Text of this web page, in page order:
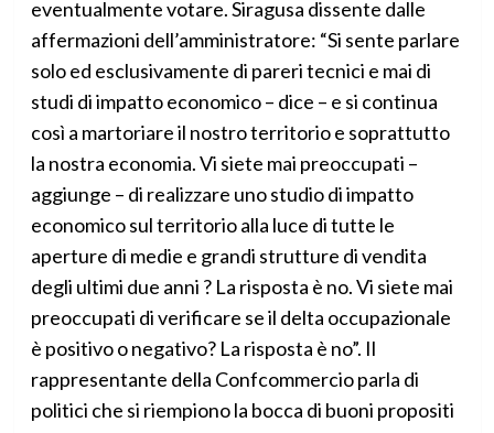
eventualmente votare. Siragusa dissente dalle
affermazioni dell’amministratore: “Si sente parlare
solo ed esclusivamente di pareri tecnici e mai di
studi di impatto economico – dice – e si continua
così a martoriare il nostro territorio e soprattutto
la nostra economia. Vi siete mai preoccupati –
aggiunge – di realizzare uno studio di impatto
economico sul territorio alla luce di tutte le
aperture di medie e grandi strutture di vendita
degli ultimi due anni ? La risposta è no. Vi siete mai
preoccupati di verificare se il delta occupazionale
è positivo o negativo? La risposta è no”. Il
rappresentante della Confcommercio parla di
politici che si riempiono la bocca di buoni propositi